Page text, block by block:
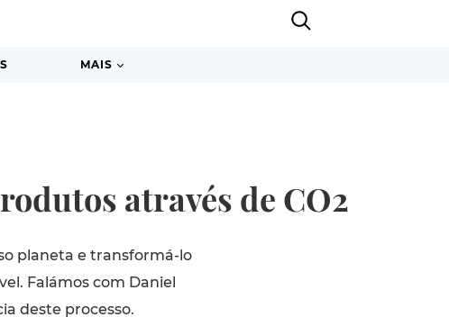
MAIS
através de CO2
planeta e transformá-lo
Falámos com Daniel
deste processo.